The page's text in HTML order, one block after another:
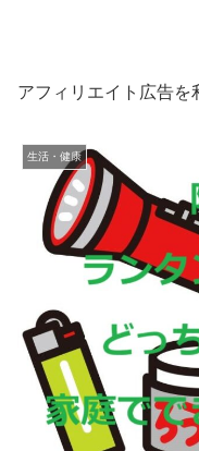
アフィリエイト広告を
生活・健康